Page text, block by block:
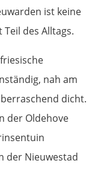
ist keine
des Alltags.
nah am
dicht.
der Oldehove
der Nieuwestad